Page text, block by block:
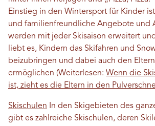
Einstieg in den Wintersport für Kinder
und familienfreundliche Angebote und
werden mit jeder Skisaison erweitert
liebt es, Kindern das Skifahren und
beizubringen und dabei auch den Eltern
ermöglichen (Weiterlesen: Wenn die
ist, zieht es die Eltern in den
Skischulen In den Skigebieten des
gibt es zahlreiche Skischulen, deren